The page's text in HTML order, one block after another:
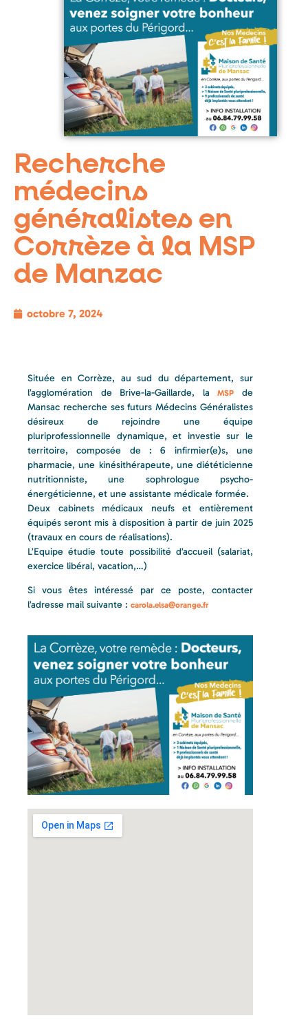
Recherche
médecins
généralistes en
Corrèze à la MSP
de Manzac
octobre 7, 2024
Située en Corrèze, au sud du département, sur
l’agglomération de Brive-la-Gaillarde, laMSP
de
Mansac recherche ses futurs Médecins Généralistes
désireux de rejoindre une équipe
pluriprofessionnelle dynamique, et investie sur le
territoire, composée de : 6 infirmier(e)s, une
pharmacie, une kinésithérapeute, une diététicienne
nutritionniste, une sophrologue psycho-
énergéticienne, et une assistante médicale formée.
Deux cabinets médicaux neufs et entièrement
équipés seront mis à disposition à partir de juin 2025
(travaux en cours de réalisations).
L’Equipe étudie toute possibilité d’accueil (salariat,
exercice libéral, vacation,…)
Si vous êtes intéressé par ce poste, contacter
l’adresse mail suivante : carola.elsa@orange.fr